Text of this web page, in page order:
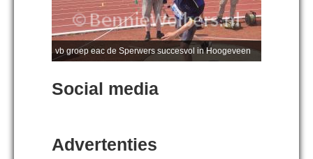
vb groep eac de Sperwers succesvol in Hoogeveen
Social media
Advertenties